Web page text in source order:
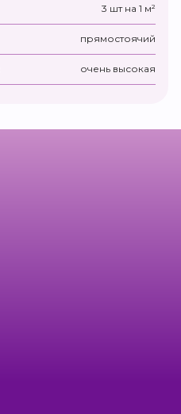
3 шт на 1 м²
прямостоячий
очень высокая